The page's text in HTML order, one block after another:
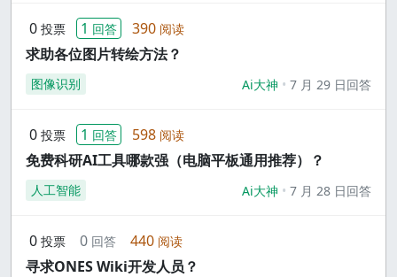
0 投票 1 回答 390 阅读
求助各位图片转绘方法？
图像识别 Ai大神 7 月 29 日回答
0 投票 1 回答 598 阅读
免费科研AI工具哪款强（电脑平板通用推荐）？
人工智能 Ai大神 7 月 28 日回答
0 投票 0 回答 440 阅读
寻求ONES Wiki开发人员？